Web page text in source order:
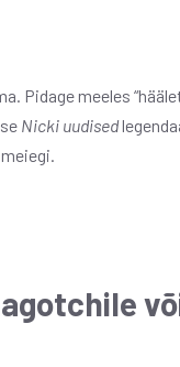
Pidage meeles
Nicki uudised